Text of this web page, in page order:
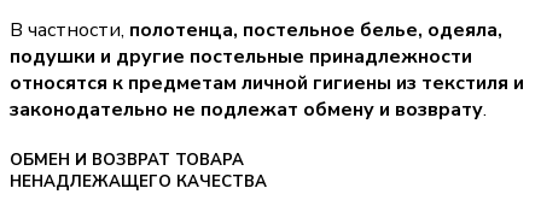
В частности, полотенца, постельное белье, одеяла,
подушки и другие постельные принадлежности
относятся к предметам личной гигиены из текстиля и
законодательно не подлежат обмену и возврату.
ОБМЕН И ВОЗВРАТ ТОВАРА
НЕНАДЛЕЖАЩЕГО КАЧЕСТВА